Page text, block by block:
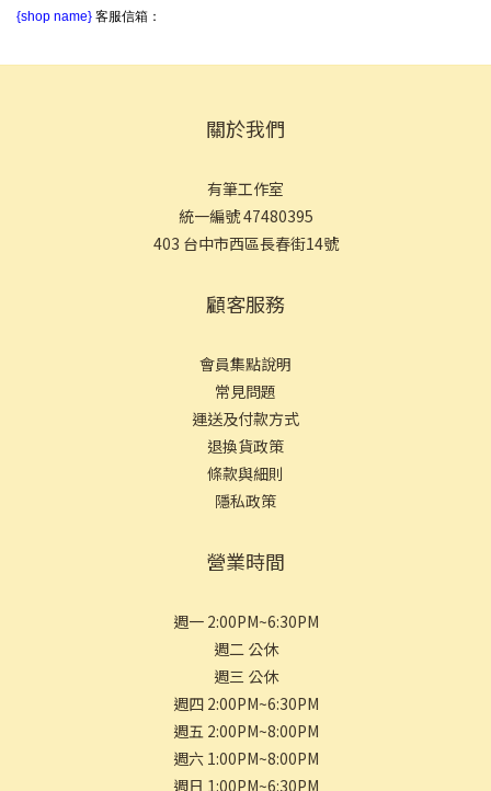
{shop name} 客服信箱：
關於我們
有筆工作室
統一編號 47480395
403 台中市西區長春街14號
顧客服務
會員集點說明
常見問題
運送及付款方式
退換貨政策
條款與細則
隱私政策
營業時間
週一 2:00PM~6:30PM
週二 公休
週三 公休
週四 2:00PM~6:30PM
週五 2:00PM~8:00PM
週六 1:00PM~8:00PM
週日 1:00PM~6:30PM